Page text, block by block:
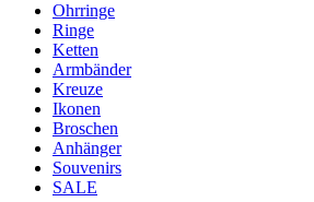
Ohrringe
Ringe
Ketten
Armbänder
Kreuze
Ikonen
Broschen
Anhänger
Souvenirs
SALE